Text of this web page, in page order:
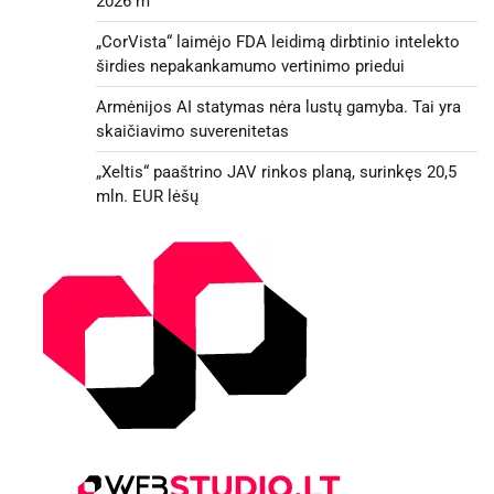
„CorVista“ laimėjo FDA leidimą dirbtinio intelekto
širdies nepakankamumo vertinimo priedui
Armėnijos AI statymas nėra lustų gamyba. Tai yra
skaičiavimo suverenitetas
„Xeltis“ paaštrino JAV rinkos planą, surinkęs 20,5
mln. EUR lėšų